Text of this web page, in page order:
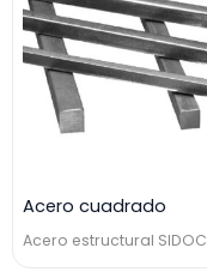
Acero cuadrado
Acero estructural SIDOC